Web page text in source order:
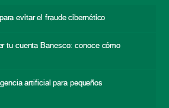
evitar el fraude cibernético
tu cuenta Banesco: conoce cómo
artificial para pequeños